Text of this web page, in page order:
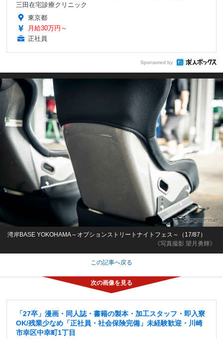
三田在宅診療クリニック
東京都
月給30万円～
正社員
Sponsored by
《写真撮影 望月勇輝》
湾岸BASE YOKOHAMA～オプションストリートナイトフェス～（17/87）
この記事へ戻る
「27卒」漫画・同人誌・書籍の製本・加工スタッフ・即入寮
OK/残業少なめ「正社員・社会保険完備」未経験歓迎・川崎
市幸区中幸町1丁目